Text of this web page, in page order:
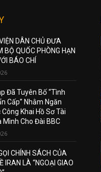
DÂN CHỦ ĐƯA
BỘ QUỐC PHÒNG HẠN
BÁO CHÍ
Đã Tuyên Bố “Tình
Cấp” Nhằm Ngăn
Công Khai Hồ Sơ Tài
Mình Cho Đài BBC
CHÍNH SÁCH CỦA
IRAN LÀ “NGOẠI GIAO